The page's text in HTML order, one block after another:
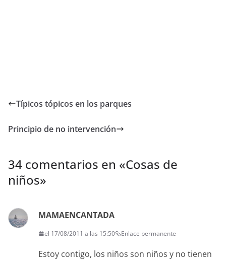
Típicos tópicos en los parques
Principio de no intervención
34 comentarios en «Cosas de
niños»
MAMAENCANTADA
el 17/08/2011 a las 15:50 Enlace permanente
Estoy contigo, los niños son niños y no tienen